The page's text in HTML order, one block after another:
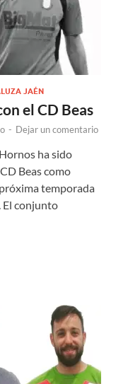
JAÉN
el CD Beas
- Dejar un comentario
ha sido
Beas como
temporada
El conjunto